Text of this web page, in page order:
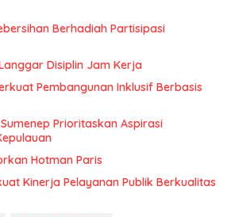
Berhadiah Partisipasi
Disiplin Jam Kerja
Pembangunan Inklusif Berbasis
Prioritaskan Aspirasi
Hotman Paris
Kinerja Pelayanan Publik Berkualitas